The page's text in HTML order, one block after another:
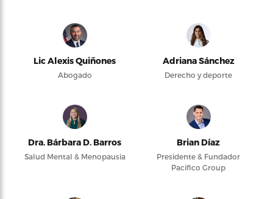
Lic Alexis Quiñones
Abogado
Adriana Sánchez
Derecho y deporte
Dra. Bárbara D. Barros
Salud Mental & Menopausia
Brian Díaz
Presidente & Fundador
Pacifico Group